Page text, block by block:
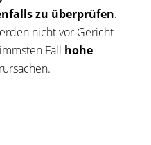
zu überprüfen.
nicht vor Gericht
Fall hohe